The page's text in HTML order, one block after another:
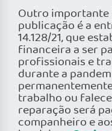
Outro importante
publicação é a
14.128/21, que
financeira a ser
profissionais e
durante a
trabalho ou
reparação será
companheiro e